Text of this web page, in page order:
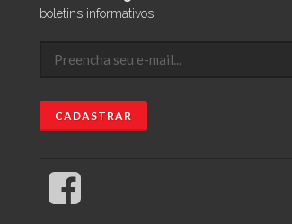
boletins informativos: